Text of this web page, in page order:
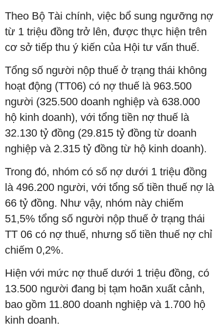
Theo Bộ Tài chính, việc bổ sung ngưỡng nợ
từ 1 triệu đồng trở lên, được thực hiện trên
cơ sở tiếp thu ý kiến của Hội tư vấn thuế.
Tổng số người nộp thuế ở trạng thái không
hoạt động (TT06) có nợ thuế là 963.500
người (325.500 doanh nghiệp và 638.000
hộ kinh doanh), với tổng tiền nợ thuế là
32.130 tỷ đồng (29.815 tỷ đồng từ doanh
nghiệp và 2.315 tỷ đồng từ hộ kinh doanh).
Trong đó, nhóm có số nợ dưới 1 triệu đồng
là 496.200 người, với tổng số tiền thuế nợ là
66 tỷ đồng. Như vậy, nhóm này chiếm
51,5% tổng số người nộp thuế ở trạng thái
TT 06 có nợ thuế, nhưng số tiền thuế nợ chỉ
chiếm 0,2%.
Hiện với mức nợ thuế dưới 1 triệu đồng, có
13.500 người đang bị tạm hoãn xuất cảnh,
bao gồm 11.800 doanh nghiệp và 1.700 hộ
kinh doanh.